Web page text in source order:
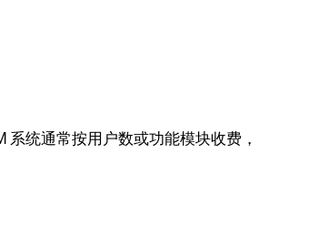
统通常按用户数或功能模块收费，